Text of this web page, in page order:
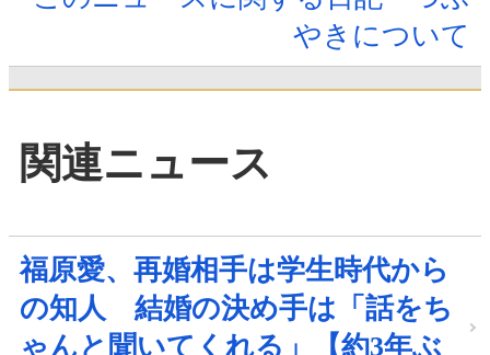
やきについて
関連ニュース
福原愛、再婚相手は学生時代から
の知人 結婚の決め手は「話をち
ゃんと聞いてくれる」【約3年ぶ